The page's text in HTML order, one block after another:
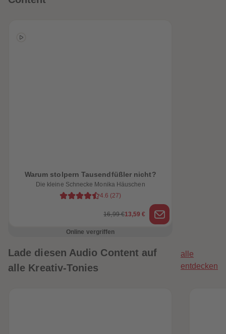
Warum stolpern Tausendfüßler nicht?
Die kleine Schnecke Monika Häuschen
4.6 (27)
16,99 €13,59 €
Online vergriffen
Lade diesen Audio Content auf
alle Kreativ-Tonies
alle
entdecken